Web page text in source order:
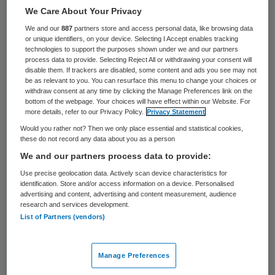
Mensen hebben op steeds jongere leeftijd
risico op gezondheidsproblemen door
obesitas en hoge bloeddruk dan vorige
generaties. Eind jaren tachtig had
bijvoorbeeld 7 tot 8 procent van de
veertigers obesitas. Dit percentage is
gestegen naar 11 tot 15 procent.
Ruim 80 procent van alle hart- en
vaatziekten bij mannen en vrouwen tussen
de twintig en zestig jaar was toe te
schrijven aan de belangrijkste
veel cholesterol, overgewicht en roken. Dit
blijkt uit het promotieonderzoek van Gerben
We Care About Your Privacy
We and our887 partners store and access personal data, like browsing data
or unique identifiers, on your device. Selecting I Accept enables tracking
technologies to support the purposes shown under we and our partners
process data to provide. Selecting Reject All or withdrawing your consent will
disable them. If trackers are disabled, some content and ads you see may not
be as relevant to you. You can resurface this menu to change your choices or
withdraw consent at any time by clicking the Manage Preferences link on the
bottom of the webpage. Your choices will have effect within our Website. For
more details, refer to our Privacy Policy.
Privacy Statement
Would you rather not? Then we only place essential and statistical cookies,
these do not record any data about you as a person
We and our partners process data to provide:
Use precise geolocation data. Actively scan device characteristics for
identification. Store and/or access information on a device. Personalised
advertising and content, advertising and content measurement, audience
research and services development.
List of Partners (vendors)
Manage Preferences